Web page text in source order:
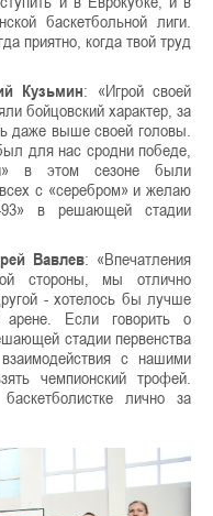
баскетбольной лиги.
приятно, когда твой труд
Кузьмин: «Игрой своей
бойцовский характер, за
даже выше своей головы.
для нас сродни победе,
в этом сезоне были
с «серебром» и желаю
в решающей стадии
Вавлев: «Впечатления
стороны, мы отлично
- хотелось бы лучше
арене. Если говорить о
стадии первенства
с нашими
чемпионский трофей.
лично за